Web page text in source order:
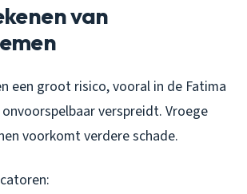
van
een groot risico, vooral in de Fatima
verspreidt. Vroege
voorkomt verdere schade.